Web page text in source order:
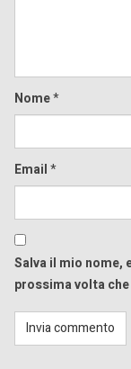
Nome*
Email*
Salva il mio nome,
prossima volta